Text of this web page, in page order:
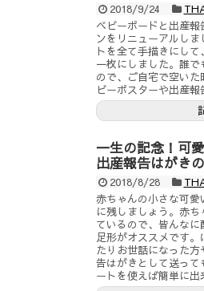
2018/9/24
ベビーボードと出産
ンをリニューアルし
トを全て手描きにし
一枚にしました。誰
ので、ご自宅で空い
ビーポスターや出産報
一生の記念！可
出産報告はがき
2018/8/28
赤ちゃんの小さな可
に残しましょう。赤
ているので、皆んな
足形がオススメです
たりお世話になった
告はがきとして送っ
ートを使えば簡単に出